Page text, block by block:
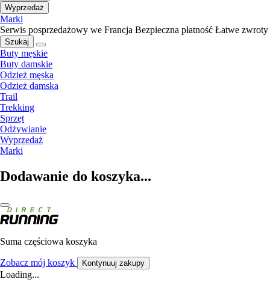
Wyprzedaż
Marki
Serwis posprzedażowy we Francja Bezpieczna płatność Łatwe zwroty
Szukaj
Buty męskie
Buty damskie
Odzież męska
Odzież damska
Trail
Trekking
Sprzęt
Odżywianie
Wyprzedaż
Marki
Dodawanie do koszyka...
Suma częściowa koszyka
Zobacz mój koszyk Kontynuuj zakupy
Loading...